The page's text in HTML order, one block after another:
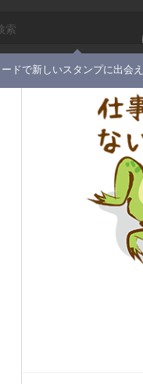
ドで新しいスタンプに出会